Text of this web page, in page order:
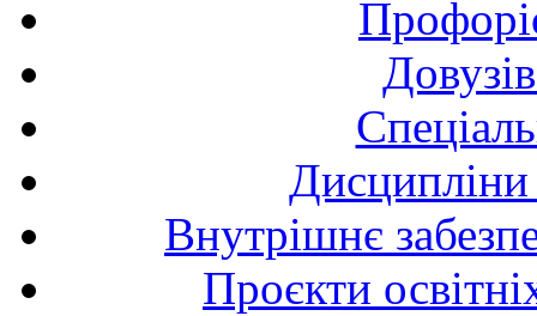
Внутрішнє
Проєкти